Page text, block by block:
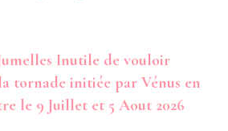
Inutile de vouloir
tornade initiée par Vénus en
le 9 Juillet et 5 Aout 2026